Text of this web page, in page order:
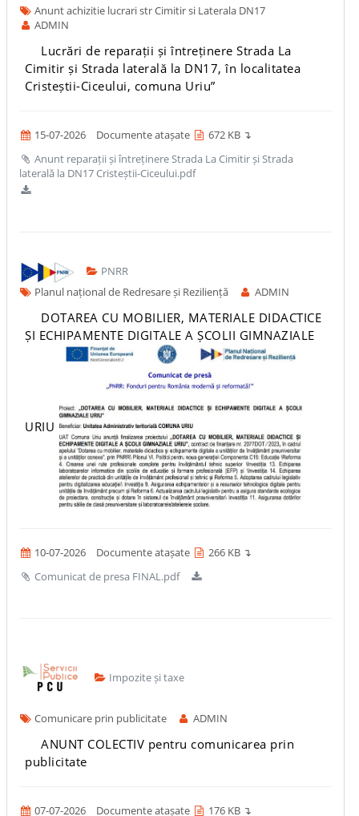
Anunt achizitie lucrari str Cimitir si Laterala DN17
ADMIN
Lucrări de reparații și întreținere Strada La
Cimitir și Strada laterală la DN17, în localitatea
Cristeștii-Ciceului, comuna Uriu”
15-07-2026 Documente atașate
672 KB ↴
Anunt reparații și întreținere Strada La Cimitir și Strada
laterală la DN17 Cristeștii-Ciceului.pdf
PNRR
Planul național de Redresare și Reziliență
ADMIN
DOTAREA CU MOBILIER, MATERIALE DIDACTICE
ȘI ECHIPAMENTE DIGITALE A ȘCOLII GIMNAZIALE
URIU
10-07-2026 Documente atașate
266 KB ↴
Comunicat de presa FINAL.pdf
Impozite și taxe
Comunicare prin publicitate ADMIN
ANUNT COLECTIV pentru comunicarea prin
publicitate
07-07-2026 Documente atașate 176 KB ↴